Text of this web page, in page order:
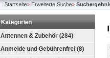
Startseite» Erweiterte Suche»
Kategorien
Antennen & Zubehör (284)
Anmelde und Gebührenfrei (8)